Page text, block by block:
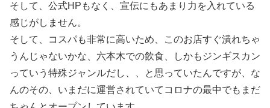
そして、公式HPもなく、宣伝にもあまり力を入れている
感じがしません。
そして、コスパも非常に高いため、このお店すぐ潰れちゃ
うんじゃないかな、六本木での飲食、しかもジンギスカン
っていう特殊ジャンルだし、、と思っていたんですが、な
んのその、いまだに運営されていてコロナの最中でもまだ